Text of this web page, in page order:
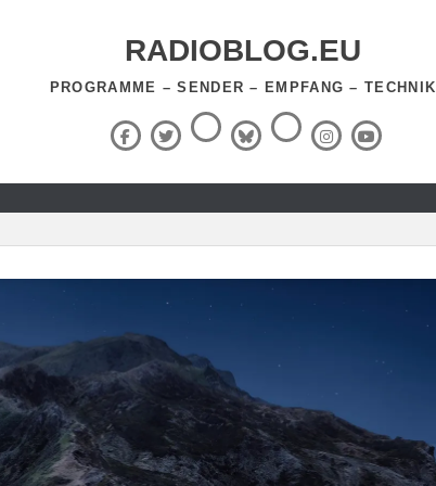
RADIOBLOG.EU
PROGRAMME – SENDER – EMPFANG – TECHNIK
Facebook
X
(Twitter)
ThreadsBlueSky
RSS-
Feed InstagramYouTube